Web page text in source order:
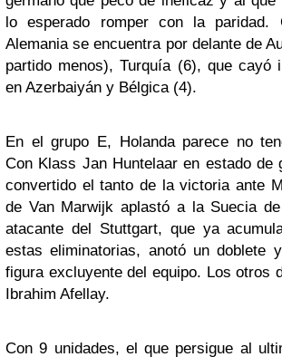
lo esperado romper con la paridad.
Alemania se encuentra por delante de
partido menos), Turquía (6), que cayó
en Azerbaiyán y Bélgica (4).
En el grupo E, Holanda parece no
Con Klass Jan Huntelaar en estado de
convertido el tanto de la victoria ante
de Van Marwijk aplastó a la Suecia
atacante del Stuttgart, que ya
estas eliminatorias, anotó un doblete
figura excluyente del equipo. Los otros
Ibrahim Afellay.
Con 9 unidades, el que persigue al